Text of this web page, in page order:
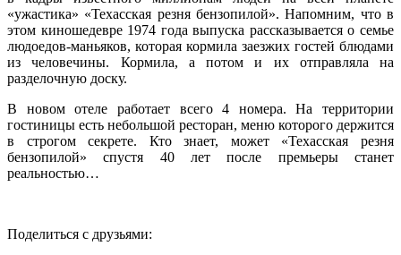
«ужастика» «Техасская резня бензопилой». Напомним, что в
этом киношедевре 1974 года выпуска рассказывается о семье
людоедов-маньяков, которая кормила заезжих гостей блюдами
из человечины. Кормила, а потом и их отправляла на
разделочную доску.
В новом отеле работает всего 4 номера. На территории
гостиницы есть небольшой ресторан, меню которого держится
в строгом секрете. Кто знает, может «Техасская резня
бензопилой» спустя 40 лет после премьеры станет
реальностью…
Поделиться с друзьями: